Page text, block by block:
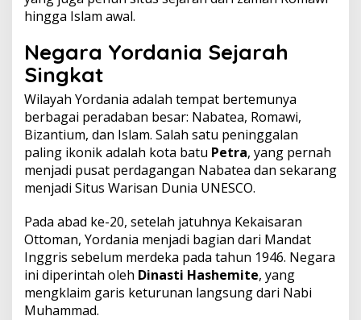
hingga Islam awal.
Negara Yordania Sejarah
Singkat
Wilayah Yordania adalah tempat bertemunya
berbagai peradaban besar: Nabatea, Romawi,
Bizantium, dan Islam. Salah satu peninggalan
paling ikonik adalah kota batu Petra, yang pernah
menjadi pusat perdagangan Nabatea dan sekarang
menjadi Situs Warisan Dunia UNESCO.
Pada abad ke-20, setelah jatuhnya Kekaisaran
Ottoman, Yordania menjadi bagian dari Mandat
Inggris sebelum merdeka pada tahun 1946. Negara
ini diperintah oleh Dinasti Hashemite, yang
mengklaim garis keturunan langsung dari Nabi
Muhammad.